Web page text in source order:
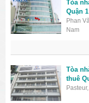
Tòa
Quận 1
Phan
Nam
Tòa
thuê